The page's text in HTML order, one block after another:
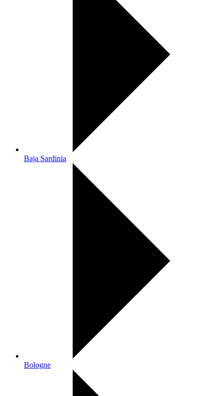
Baja Sardinia
Bologne